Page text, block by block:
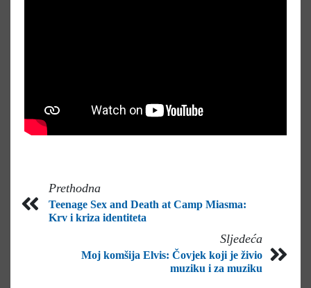
Prethodna
Teenage Sex and Death at Camp Miasma:
Krv i kriza identiteta
Sljedeća
Moj komšija Elvis: Čovjek koji je živio
muziku i za muziku